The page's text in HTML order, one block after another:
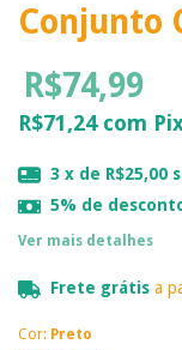
Conjunto
R$74,99
R$71,24 com
3 x de R$25,00
5% de
Ver mais detalhes
Frete grátis a
Cor: Preto